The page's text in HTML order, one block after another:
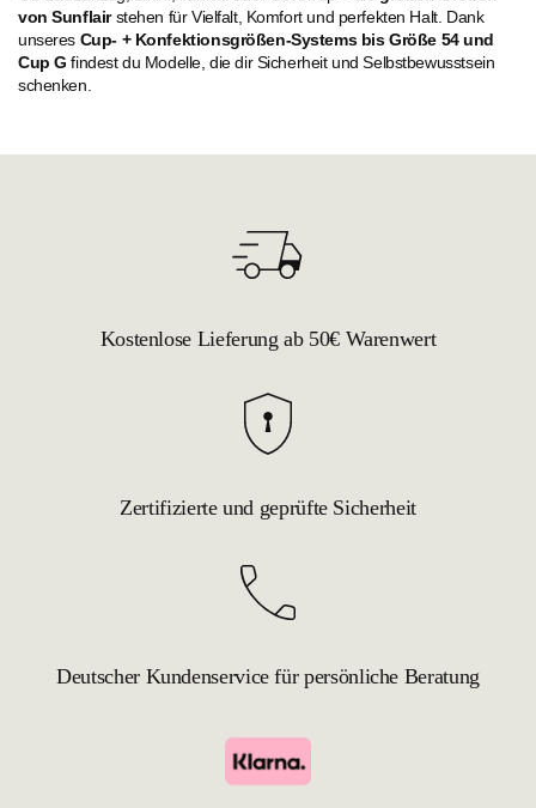
von Sunflairstehen für Vielfalt, Komfort und perfekten Halt. Dank
unseres Cup- + Konfektionsgrößen-Systems bis Größe 54 und
Cup G findest du Modelle, die dir Sicherheit und Selbstbewusstsein
schenken.
Kostenlose Lieferung ab 50€ Warenwert
Zertifizierte und geprüfte Sicherheit
Deutscher Kundenservice für persönliche Beratung